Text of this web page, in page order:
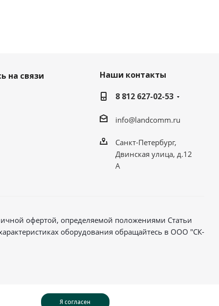
на связи
Наши контакты
8 812 627-02-53
info@landcomm.ru
Санкт-Петербург,
Двинская улица, д.12
А
офертой, определяемой положениями Статьи
оборудования обращайтесь в ООО "СК-
Я согласен